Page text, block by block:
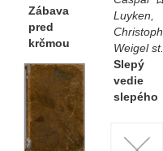
Zábava
pred
krčmou
Luyken,
Christoph
Weigel st.
Slepý
vedie
slepého